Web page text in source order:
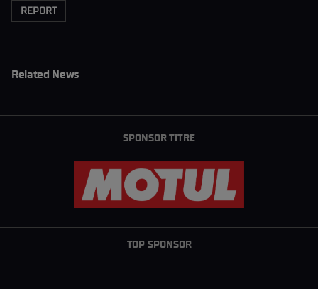
REPORT
Related News
SPONSOR TITRE
TOP SPONSOR